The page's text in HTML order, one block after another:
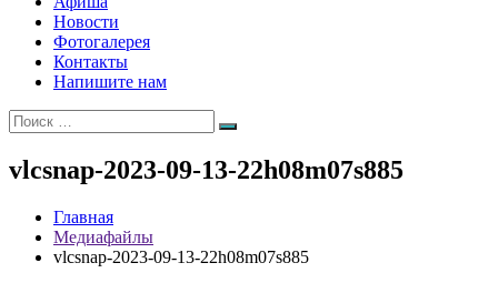
Новости
Фотогалерея
Контакты
Напишите нам
Искать:
Поиск
vlcsnap-2023-09-13-22h08m07s885
Главная
Медиафайлы
vlcsnap-2023-09-13-22h08m07s885